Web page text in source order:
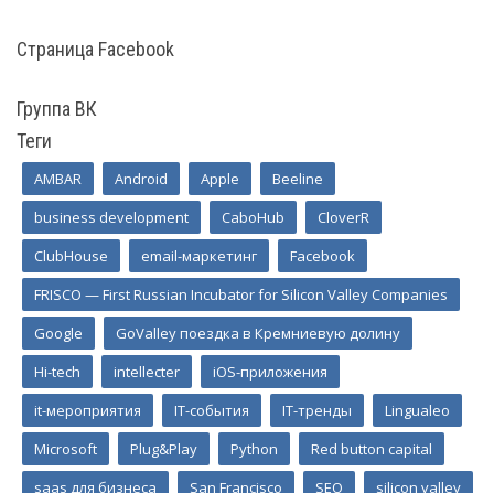
Страница Facebook
Группа ВК
Теги
AMBAR Android Apple
Beeline
business development
CaboHub
CloverR
ClubHouse
email-маркетинг
Facebook
FRISCO — First Russian Incubator for Silicon Valley Companies
Google
GoValley поездка в Кремниевую долину
Hi-tech
intellecter
iOS-приложения
it-мероприятия
IT-события IT-тренды
Lingualeo
Microsoft
Plug&Play Python
Red button capital
saas для бизнеса
San Francisco SEO silicon valley